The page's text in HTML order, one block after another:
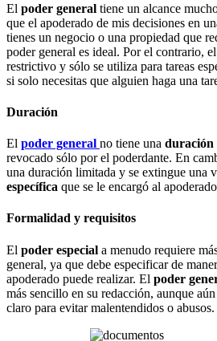
El poder general tiene un alcance
que el apoderado de mis decisiones en
tienes un negocio o una propiedad que
poder general es ideal. Por el contrario, el
restrictivo y sólo se utiliza para tareas
si solo necesitas que alguien haga una
Duración
El poder general no tiene una duración
revocado sólo por el poderdante. En
una duración limitada y se extingue una
específica que se le encargó al
Formalidad y requisitos
El poder especial a menudo requiere
general, ya que debe especificar de
apoderado puede realizar. El poder
más sencillo en su redacción, aunque
claro para evitar malentendidos o abusos.